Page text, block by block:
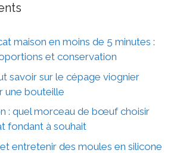
maison en moins de 5 minutes :
et conservation
savoir sur le cépage viognier
une bouteille
: quel morceau de bœuf choisir
fondant à souhait
entretenir des moules en silicone